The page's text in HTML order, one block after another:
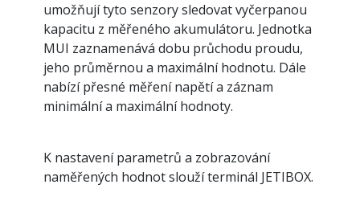
umožňují tyto senzory sledovat vyčerpanou
kapacitu z měřeného akumulátoru. Jednotka
MUI zaznamenává dobu průchodu proudu,
jeho průměrnou a maximální hodnotu. Dále
nabízí přesné měření napětí a záznam
minimální a maximální hodnoty.
K nastavení parametrů a zobrazování
naměřených hodnot slouží terminál JETIBOX.